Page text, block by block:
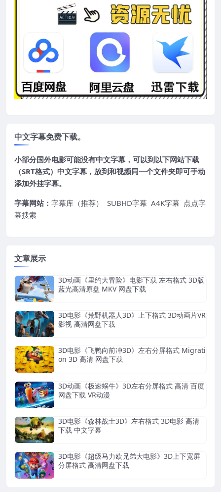
中文字幕免费下载。
小部分国外电影可能没有中文字幕，可以到以下网站下载
（SRT格式）中文字幕，放到和视频同一个文件夹即可手动
添加外挂字幕。
字幕网站： 字幕库（推荐） SUBHD字幕 A4K字幕 点点字
幕搜索
文章展示
3D动画《里约大冒险》电影下载 左右格式 3D版
蓝光高清原盘 MKV 网盘下载
3D电影《荒野机器人3D》上下格式 3D动画片VR
影视 高清网盘下载
3D电影《飞鸭向前冲3D》左右分屏格式 Migrati
on 3D 高清 网盘下载
3D动画《极速蜗牛》3D左右分屏格式 高清 百度
网盘下载 VR动漫
3D电影《森林战士3D》左右格式 3D电影 高清
下载 中文字幕
3D电影《超级马力欧兄弟大电影》3D上下宽屏
分屏格式 高清网盘下载